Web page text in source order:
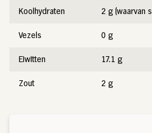
Zalmsalade
Hollandse Garnalen
*Let op: Dit product kun je alleen
Koolhydraten 2 g (waarvan
Vezels 0 g
Eiwitten 17.1 g
Zout 2 g